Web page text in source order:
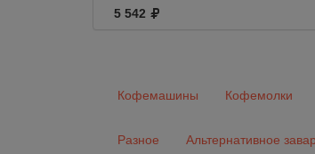
5 542
Кофемашины Кофемолки
Разное Альтернативное